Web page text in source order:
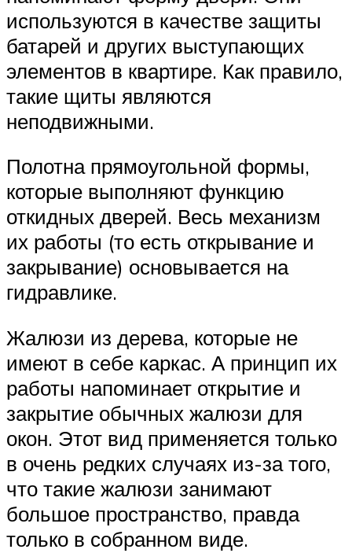
используются в качестве защиты
батарей и других выступающих
элементов в квартире. Как правило,
такие щиты являются
неподвижными.
Полотна прямоугольной формы,
которые выполняют функцию
откидных дверей. Весь механизм
их работы (то есть открывание и
закрывание) основывается на
гидравлике.
Жалюзи из дерева, которые не
имеют в себе каркас. А принцип их
работы напоминает открытие и
закрытие обычных жалюзи для
окон. Этот вид применяется только
в очень редких случаях из-за того,
что такие жалюзи занимают
большое пространство, правда
только в собранном виде.